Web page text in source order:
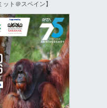
ット＠スペイン】